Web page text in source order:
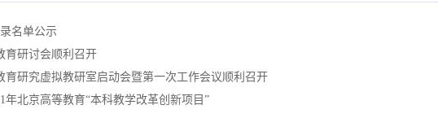
名单公示
育研讨会顺利召开
育研究虚拟教研室启动会暨第一次工作会议顺利召开
年北京高等教育“本科教学改革创新项目”